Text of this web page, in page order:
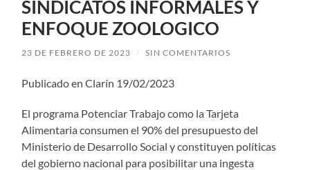
SINDICATOS INFORMALES Y
ENFOQUE ZOOLOGICO
23 DE FEBRERO DE 2023 / SIN COMENTARIOS
Publicado en Clarín 19/02/2023
El programa Potenciar Trabajo como la Tarjeta
Alimentaria consumen el 90% del presupuesto del
Ministerio de Desarrollo Social y constituyen políticas
del gobierno nacional para posibilitar una ingesta